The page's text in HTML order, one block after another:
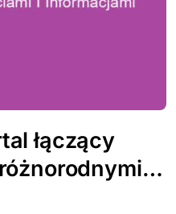
łączący